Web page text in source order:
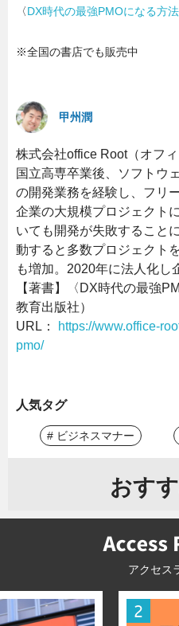
〈DX時代の最強PMOになる方法
※全国の書店でも販売中
甲州潤
株式会社office Root（オフ
国立高専卒業後、ソフトウ
の開発業務を経験し、フリ
企業の大規模プロジェクト
いても開発が失敗すること
動すると多数プロジェクト
も増加。2020年に法人化し
【著書】〈DX時代の最強
教育出版社）
URL：
https://www.office-
pmo/
人気タグ
# ビジネスマナー
おす
アクセス